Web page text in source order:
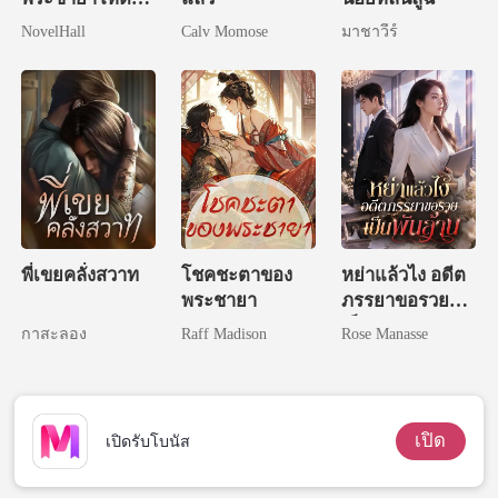
แห่งวังหลวง
NovelHall Calv Momose มาชาวีร์
พี่เขยคลั่งสวาท
กาสะลอง
โชคชะตาของ
พระชายา
Raff Madison
หย่าแล้วไง อดีต
ภรรยาขอรวย
เป็นพันล้าน
Rose Manasse
เปิดรับโบนัส เปิด